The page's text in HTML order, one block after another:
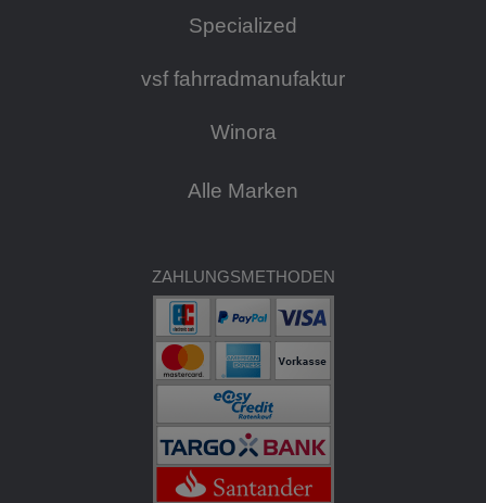
Specialized
vsf fahrradmanufaktur
Winora
Alle Marken
ZAHLUNGSMETHODEN